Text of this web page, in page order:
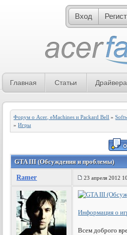
Вход
Главная Статьи Драйвера
Форум о Acer, eMachines и Packard Bell »
»Игры
GTA III (Обсуждения и проблемы)
Ramer 23 апреля 2012
Информация о
Всем доброго